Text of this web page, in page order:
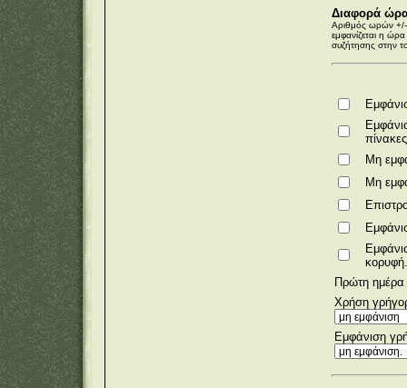
Διαφορά
Αριθμός ωρών +/-
εμφανίζεται η
συζήτησης στην
Μη
Μη
κορυφή.
Πρώτη ημέρα
Χρήση
Εμφάνιση